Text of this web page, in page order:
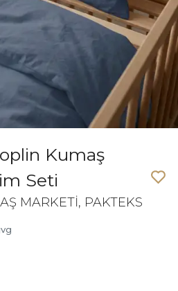
Kumaş
Seti
MARKETİ, PAKTEKS